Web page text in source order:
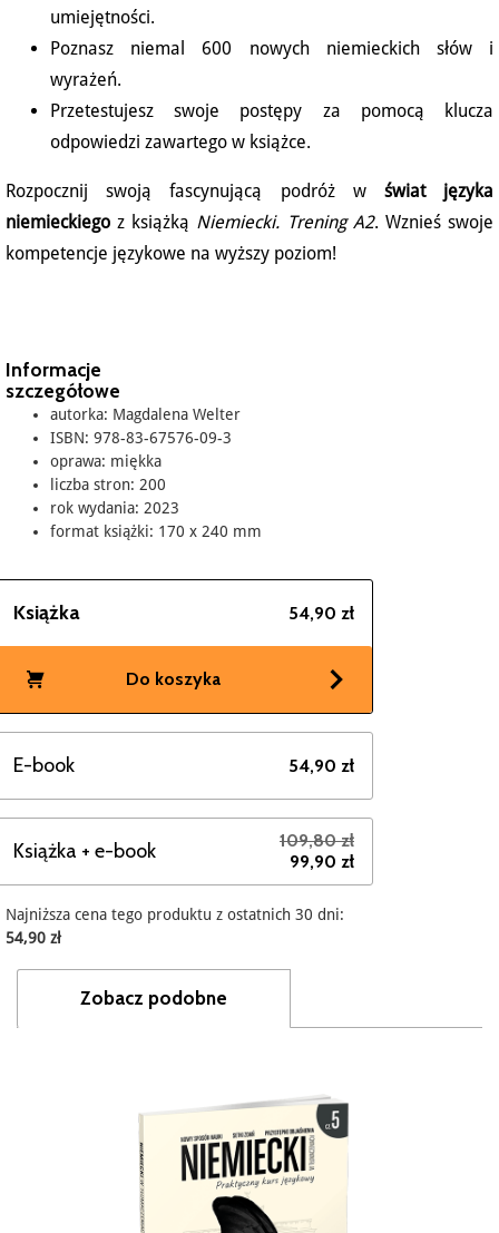
umiejętności.
Poznasz niemal 600 nowych niemieckich słów i
wyrażeń.
Przetestujesz swoje postępy za pomocą klucza
odpowiedzi zawartego w książce.
Rozpocznij swoją fascynującą podróż w świat języka
niemieckiego z książką Niemiecki. Trening A2. Wznieś swoje
kompetencje językowe na wyższy poziom!
Informacje
szczegółowe
autorka: Magdalena Welter
ISBN: 978-83-67576-09-3
oprawa: miękka
liczba stron: 200
rok wydania: 2023
format książki: 170 x 240 mm
Książka 54,90 zł
Do koszyka
E-book 54,90 zł
Książka + e-book
109,80 zł
99,90 zł
Najniższa cena tego produktu z ostatnich 30 dni:
54,90 zł
Zobacz podobne